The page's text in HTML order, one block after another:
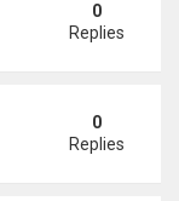
ở ẩn
0
Replies
xóa ràng buộc
0
Replies